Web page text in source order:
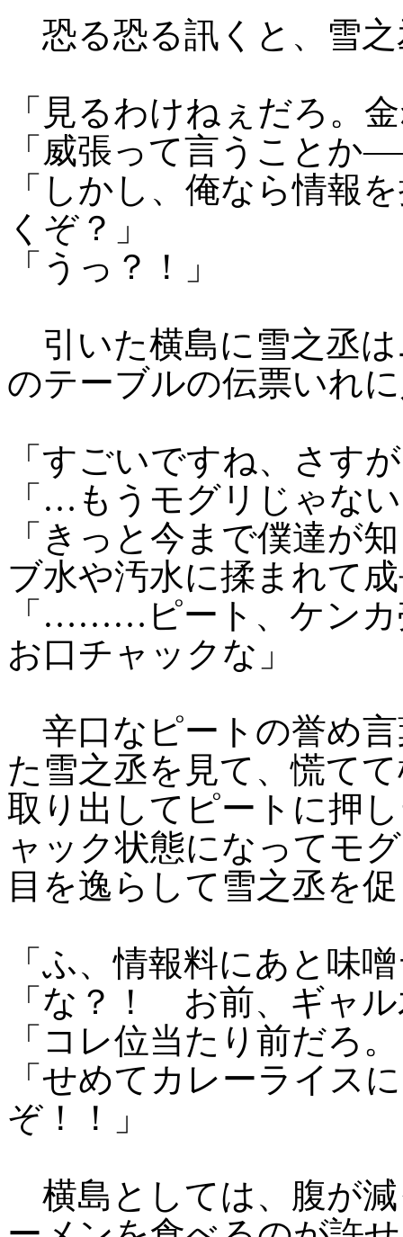
恐る恐る訊くと、雪
「見るわけねぇだろ。
「威張って言うこと
「しかし、俺なら情報
くぞ？」
「うっ？！」
引いた横島に雪之丞
のテーブルの伝票いれ
「すごいですね、さす
「…もうモグリじゃな
「きっと今まで僕達が
ブ水や汚水に揉まれて
「………ピート、ケンカ
お口チャックな」
辛口なピートの誉め
た雪之丞を見て、慌て
取り出してピートに押
ャック状態になってモ
目を逸らして雪之丞を
「ふ、情報料にあと味
「な？！ お前、ギャ
「コレ位当たり前だろ
「せめてカレーライ
ぞ！！」
横島としては、腹が